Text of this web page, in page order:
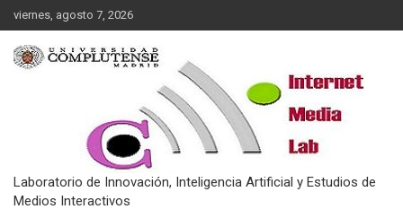
Saltar
al
contenido
viernes, agosto 7, 2026
Laboratorio de Innovación, Inteligencia Artificial y Estudios de
Medios Interactivos